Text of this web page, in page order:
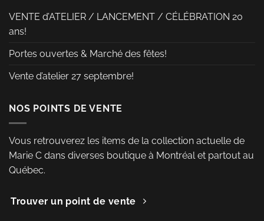
du
produit
VENTE d’ATELIER / LANCEMENT / CÉLÉBRATION 20
ans!
Portes ouvertes & Marché des fêtes!
Vente d’atelier 27 septembre!
NOS POINTS DE VENTE
Vous retrouverez les items de la collection actuelle de
Marie C dans diverses boutique à Montréal et partout au
Québec.
Trouver un point de vente